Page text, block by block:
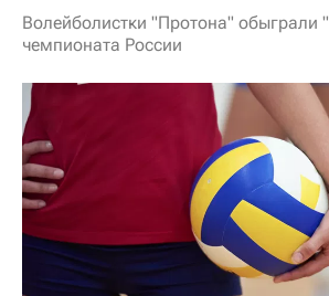
Волейболистки "Протона" обыграли
чемпионата России